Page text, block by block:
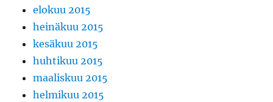
elokuu 2015
heinäkuu 2015
kesäkuu 2015
huhtikuu 2015
maaliskuu 2015
helmikuu 2015